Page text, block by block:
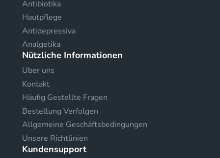
Antibiotika
Hautpflege
Antidepressiva
Analgetika
Nützliche Informationen
Uber uns
Kontakt
Häufig Gestellte Fragen
Bestellung Verfolgen
Allgemeine Geschäftsbedingungen
Unsere Richtlinien
Kundensupport